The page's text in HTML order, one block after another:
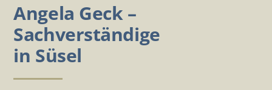
Angela Geck –
Sachverständige
in Süsel